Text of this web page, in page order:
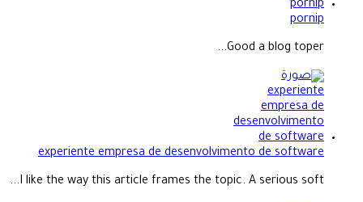
pornip
Good a blog toper...
experiente empresa de desenvolvimento de software
I like the way this article frames the topic. A serious soft...